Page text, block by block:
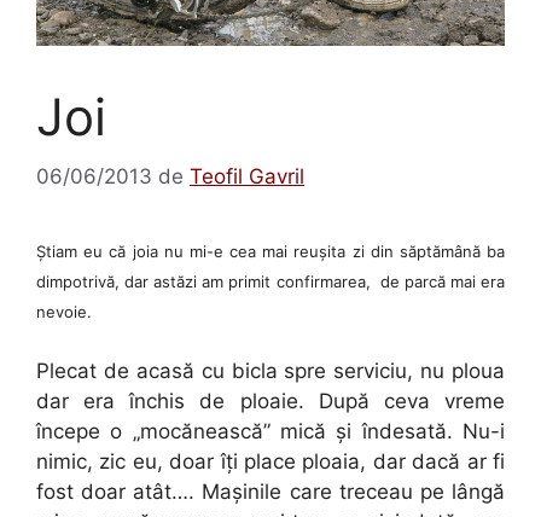
Joi
06/06/2013 de Teofil Gavril
Ştiam eu că joia nu mi-e cea mai reuşita zi din săptămână ba
dimpotrivă, dar astăzi am primit confirmarea, de parcă mai era
nevoie.
Plecat de acasă cu bicla spre serviciu, nu ploua
dar era închis de ploaie. După ceva vreme
începe o „mocănească” mică şi îndesată. Nu-i
nimic, zic eu, doar îţi place ploaia, dar dacă ar fi
fost doar atât…. Maşinile care treceau pe lângă